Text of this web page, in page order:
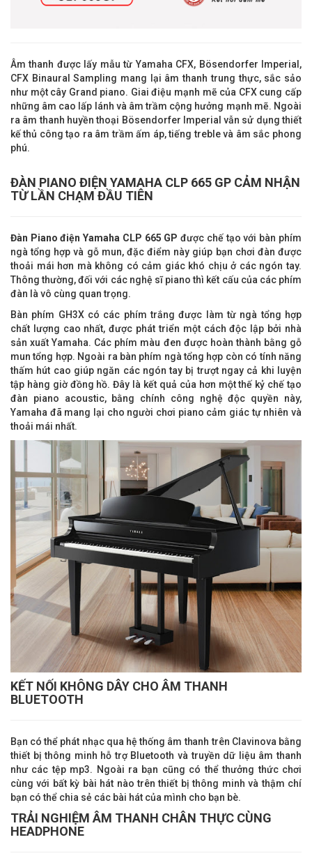
Âm thanh được lấy mẫu từ Yamaha CFX, Bösendorfer Imperial,
CFX Binaural Sampling mang lại âm thanh trung thực, sắc sảo
như một cây Grand piano. Giai điệu mạnh mẽ của CFX cung cấp
những âm cao lấp lánh và âm trầm cộng hưởng mạnh mẽ. Ngoài
ra âm thanh huyền thoại Bösendorfer Imperial vẫn sử dụng thiết
kế thủ công tạo ra âm trầm ấm áp, tiếng treble và âm sắc phong
phú.
ĐÀN PIANO ĐIỆN YAMAHA CLP 665 GP CẢM NHẬN
TỪ LẦN CHẠM ĐẦU TIÊN
Đàn Piano điện Yamaha CLP 665 GP được chế tạo với bàn phím
ngà tổng hợp và gỗ mun, đặc điểm này giúp bạn chơi đàn được
thoải mái hơn mà không có cảm giác khó chịu ở các ngón tay.
Thông thường, đối với các nghệ sĩ piano thì kết cấu của các phím
đàn là vô cùng quan trọng.
Bàn phím GH3X có các phím trắng được làm từ ngà tổng hợp
chất lượng cao nhất, được phát triển một cách độc lập bởi nhà
sản xuất Yamaha. Các phím màu đen được hoàn thành bằng gỗ
mun tổng hợp. Ngoài ra bàn phím ngà tổng hợp còn có tính năng
thấm hút cao giúp ngăn các ngón tay bị trượt ngay cả khi luyện
tập hàng giờ đồng hồ. Đây là kết quả của hơn một thế kỷ chế tạo
đàn piano acoustic, bằng chính công nghệ độc quyền này,
Yamaha đã mang lại cho người chơi piano cảm giác tự nhiên và
thoải mái nhất.
KẾT NỐI KHÔNG DÂY CHO ÂM THANH
BLUETOOTH
Bạn có thể phát nhạc qua hệ thống âm thanh trên Clavinova bằng
thiết bị thông minh hỗ trợ Bluetooth và truyền dữ liệu âm thanh
như các tệp mp3. Ngoài ra bạn cũng có thể thưởng thức chơi
cùng với bất kỳ bài hát nào trên thiết bị thông minh và thậm chí
bạn có thể chia sẻ các bài hát của mình cho bạn bè.
TRẢI NGHIỆM ÂM THANH CHÂN THỰC CÙNG
HEADPHONE